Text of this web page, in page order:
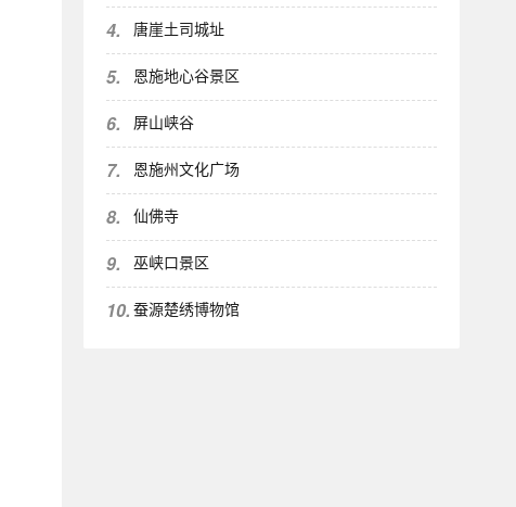
4. 唐崖土司城址
5. 恩施地心谷景区
6. 屏山峡谷
7. 恩施州文化广场
8. 仙佛寺
9. 巫峡口景区
10. 蚕源楚绣博物馆